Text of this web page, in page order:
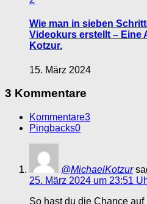
Wie man in sieben
Videokurs erstellt – Eine
Kotzur.
15. März 2024
3 Kommentare
Kommentare3
Pingbacks0
@MichaelKotzur
25. März 2024 um 23:51
So hast du die Chance